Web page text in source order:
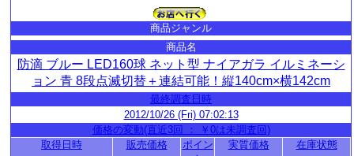
商品ジャンル
商品名
防滴 ブルー LED160球 ネット型 ナイアガラ イルミネーシ
ョン 青 8段点滅切替＋連結可能！縦140cm×横142cm
最終調査日時
2012/10/26 (Fri) 07:02:13
価格の変動(直近3回 ： ￥0は未調査回)
取得日時
販売価格
ポイン
実質価格 在庫状態